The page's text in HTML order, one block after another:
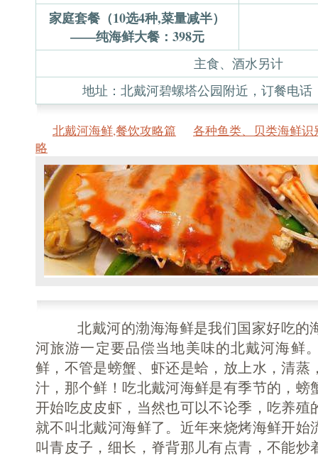
家庭套餐（10选4种,菜量减半）
——纯海鲜大餐：398元
主食、酒水另计
地址：北戴河碧螺塔公园附近，订餐电话
北戴河海鲜,餐饮攻略篇
各种鱼类、贝类海鲜识
略
北戴河的渤海海鲜是我们国家好吃的
河旅游一定要品偿当地美味的北戴河海鲜
鲜，不管是螃蟹、虾还是蛤，放上水，清蒸
汁，那个鲜！吃北戴河海鲜是有季节的，螃
开始吃皮皮虾，当然也可以不论季，吃养殖
就不叫北戴河海鲜了。近年来烧烤海鲜开始
叫青皮子，细长，脊背那儿有点青，不能炒